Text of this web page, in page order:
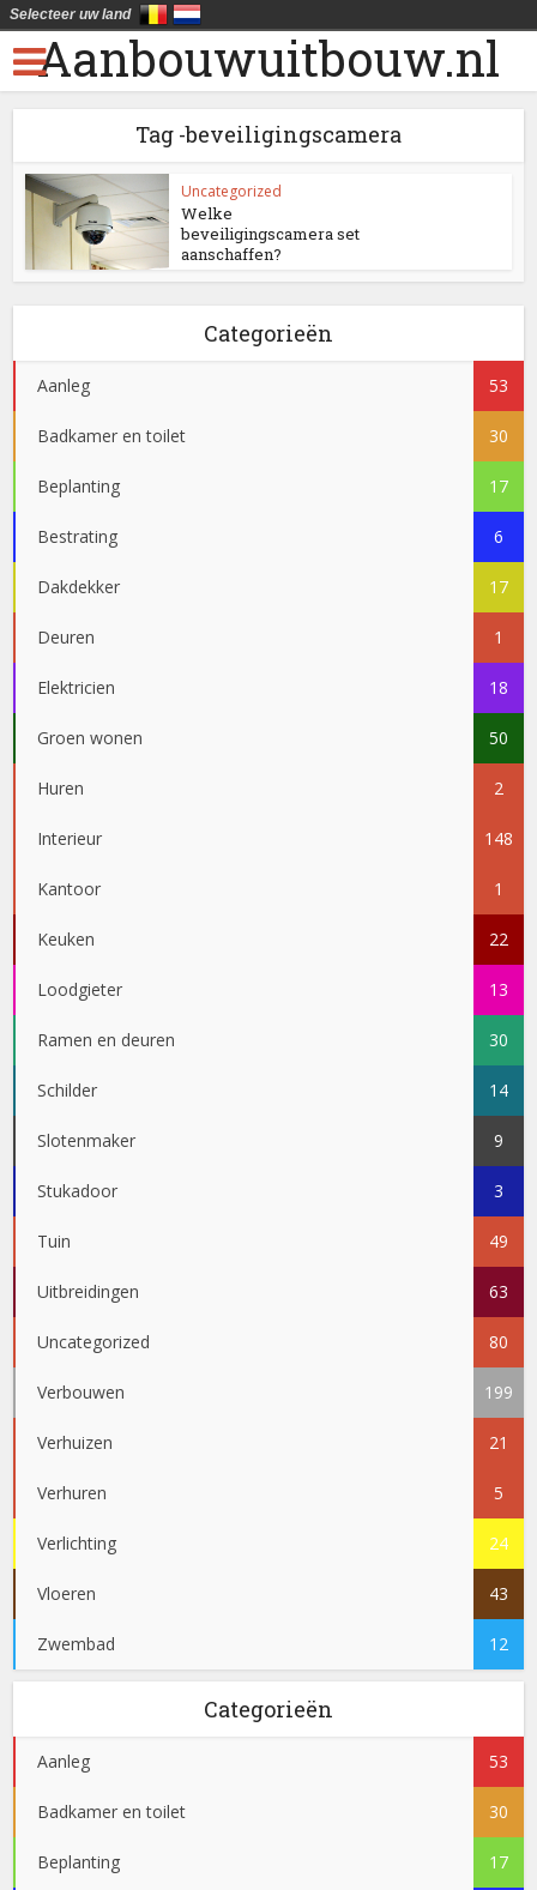
Aanbouwuitbouw.nl
Tag -beveiligingscamera
Uncategorized
Welke
beveiligingscamera set
aanschaffen?
Categorieën
Aanleg 53
Badkamer en toilet 30
Beplanting 17
Bestrating 6
Dakdekker 17
Deuren 1
Elektricien 18
Groen wonen 50
Huren 2
Interieur 148
Kantoor 1
Keuken 22
Loodgieter 13
Ramen en deuren 30
Schilder 14
Slotenmaker 9
Stukadoor 3
Tuin 49
Uitbreidingen 63
Uncategorized 80
Verbouwen 199
Verhuizen 21
Verhuren 5
Verlichting 24
Vloeren 43
Zwembad 12
Categorieën
Aanleg 53
Badkamer en toilet 30
Beplanting 17
Selecteer uw land